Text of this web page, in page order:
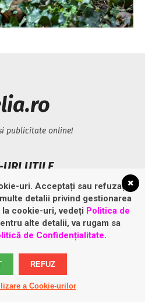
publicitate online!
URI UTILE
fișierele cookies
uri. Acceptați sau refuzați
detalii privind gestionarea
cookie-uri, vedeți Politica de
alte detalii, va rugam sa
de Confidențialitate.
REFUZ
a Cookie-urilor